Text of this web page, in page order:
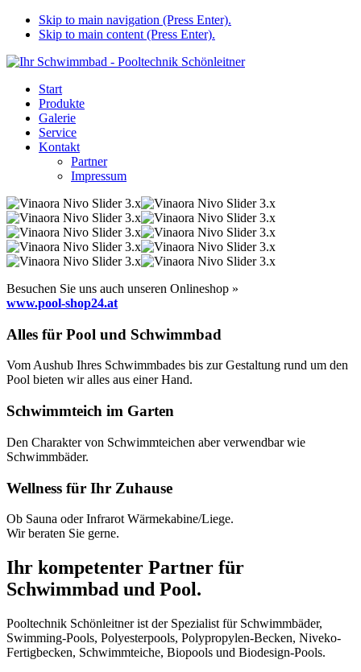
Skip to main navigation (Press Enter).
Skip to main content (Press Enter).
Start
Produkte
Galerie
Service
Kontakt
Partner
Impressum
Besuchen Sie uns auch unseren Onlineshop »
www.pool-shop24.at
Alles für Pool und Schwimmbad
Vom Aushub Ihres Schwimmbades bis zur Gestaltung rund um den
Pool bieten wir alles aus einer Hand.
Schwimmteich im Garten
Den Charakter von Schwimmteichen aber verwendbar wie
Schwimmbäder.
Wellness für Ihr Zuhause
Ob Sauna oder Infrarot Wärmekabine/Liege.
Wir beraten Sie gerne.
Ihr kompetenter Partner für
Schwimmbad und Pool.
Pooltechnik Schönleitner ist der Spezialist für Schwimmbäder,
Swimming-Pools, Polyesterpools, Polypropylen-Becken, Niveko-
Fertigbecken, Schwimmteiche, Biopools und Biodesign-Pools.